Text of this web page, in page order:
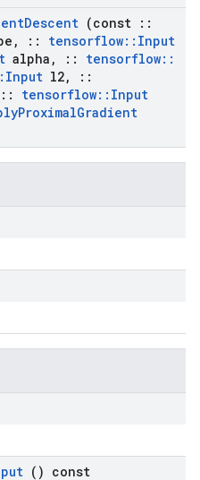
Descent (const ::
, :: tensorflow:: Input
alpha , :: tensorflow::
Input l2,
::
:: tensorflow:: Input
ProximalGradient
() const